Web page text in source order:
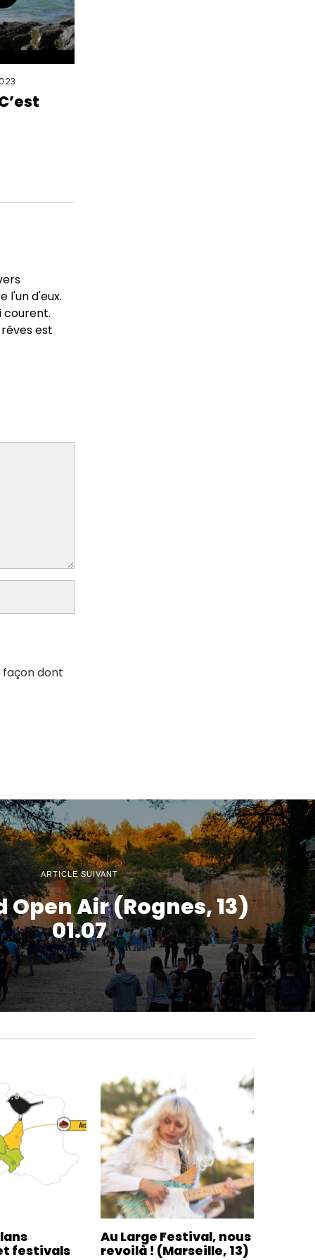
l'un d'eux.
courent.
est
façon dont
ARTICLE SUIVANT
Open Air (Rognes, 13)
01.07
festivals
Au Large Festival, nous
revoilà ! (Marseille, 13)